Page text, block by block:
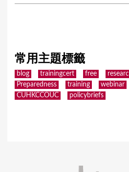
常用主題標籤
blog trainingcert free
Preparedness
training webinar
CUHKCCOUC
policybriefs